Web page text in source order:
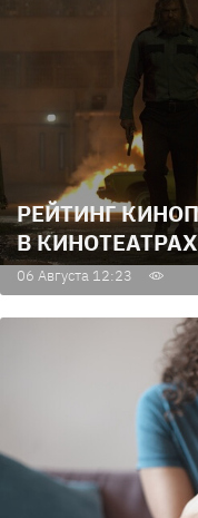
РЕЙТИНГ
В
06 Августа 12:23